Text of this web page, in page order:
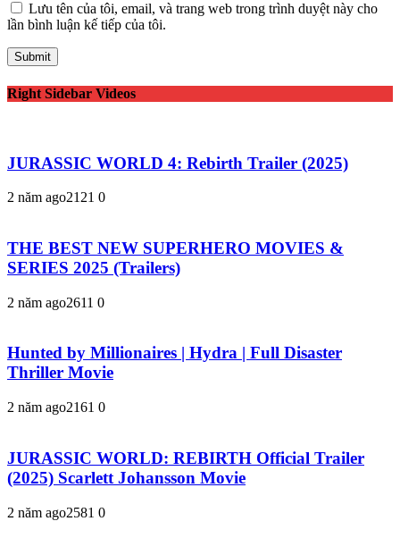
Lưu tên của tôi, email, và trang web trong trình duyệt này cho
lần bình luận kế tiếp của tôi.
Right Sidebar Videos
JURASSIC WORLD 4: Rebirth Trailer (2025)
2 năm ago2121 0
THE BEST NEW SUPERHERO MOVIES &
SERIES 2025 (Trailers)
2 năm ago2611 0
Hunted by Millionaires | Hydra | Full Disaster
Thriller Movie
2 năm ago2161 0
JURASSIC WORLD: REBIRTH Official Trailer
(2025) Scarlett Johansson Movie
2 năm ago2581 0